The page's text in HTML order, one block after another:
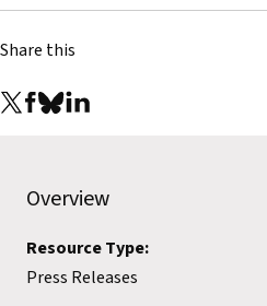
Share this
Overview
Resource Type:
Press Releases